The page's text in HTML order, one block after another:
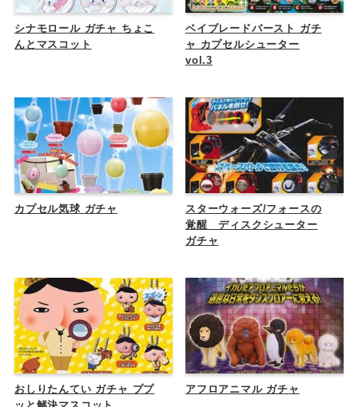
シナモロール ガチャ ちょこ
んとマスコット
ベイブレードバースト ガチ
ャ カプセルシューター
vol.3
カプセル気球 ガチャ
スターウォーズ/フォースの
覚醒 ディスクシューター
ガチャ
おしりたんてい ガチャ ププ
アフロアニマル ガチャ